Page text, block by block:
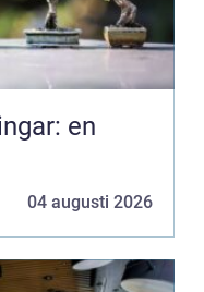
en
04 augusti 2026